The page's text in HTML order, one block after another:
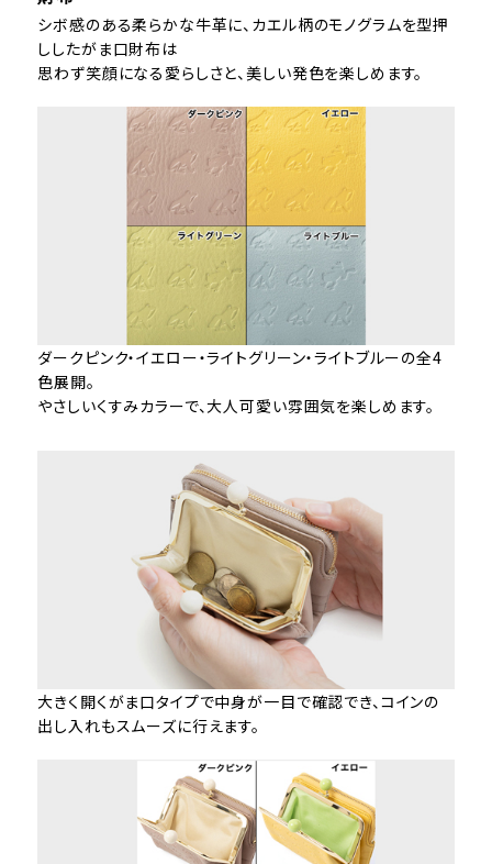
シボ感のある柔らかな牛革に、カエル柄のモノグラムを型押
ししたがま口財布は
思わず笑顔になる愛らしさと、美しい発色を楽しめます。
ダークピンク・イエロー・ライトグリーン・ライトブルーの全4
色展開。
やさしいくすみカラーで、大人可愛い雰囲気を楽しめます。
大きく開くがま口タイプで中身が一目で確認でき、コインの
出し入れもスムーズに行えます。